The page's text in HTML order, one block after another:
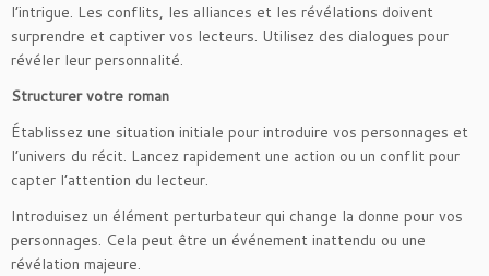
l’intrigue. Les conflits, les alliances et les révélations doivent
surprendre et captiver vos lecteurs. Utilisez des dialogues pour
révéler leur personnalité.
Structurer votre roman
Établissez une situation initiale pour introduire vos personnages et
l’univers du récit. Lancez rapidement une action ou un conflit pour
capter l’attention du lecteur.
Introduisez un élément perturbateur qui change la donne pour vos
personnages. Cela peut être un événement inattendu ou une
révélation majeure.